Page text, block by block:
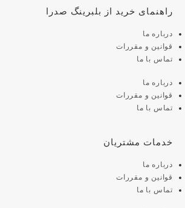
راهنمای خرید از بلبرینگ صدرا
درباره ما
قوانین و مقررات
تماس با ما
درباره ما
قوانین و مقررات
تماس با ما
خدمات مشتریان
درباره ما
قوانین و مقررات
تماس با ما